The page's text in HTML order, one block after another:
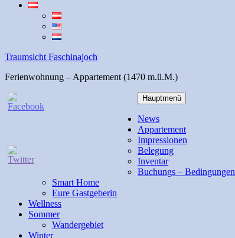
Traumsicht Faschinajoch
Ferienwohnung – Appartement (1470 m.ü.M.)
Hauptmenü
News
Appartement
Impressionen
Belegung
Inventar
Buchungs – Bedingungen
Smart Home
Eure Gastgeberin
Wellness
Sommer
Wandergebiet
Winter